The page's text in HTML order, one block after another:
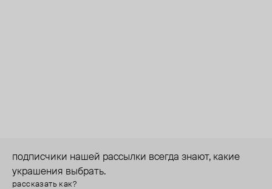
подписчики нашей рассылки всегда знают, какие
украшения выбрать.
рассказать как?